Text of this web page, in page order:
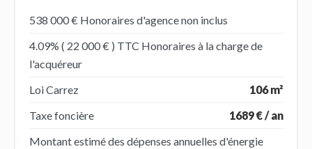
538 000 € Honoraires d'agence non inclus
4.09% ( 22 000 € ) TTC Honoraires à la charge de
l'acquéreur
Loi Carrez
106 m²
Taxe foncière
1689 € / an
Montant estimé des dépenses annuelles d'énergie